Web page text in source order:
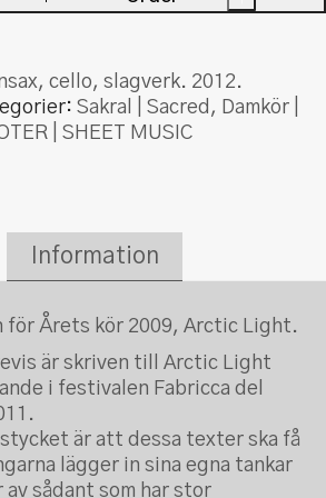
cello, slagverk. 2012.
Sakral | Sacred , Damkör |
| SHEET MUSIC
Information
för Årets kör 2009, Arctic Light.
är skriven till Arctic Light
i festivalen Fabricca del
stycket är att dessa texter ska få
lägger in sina egna tankar
sådant som har stor